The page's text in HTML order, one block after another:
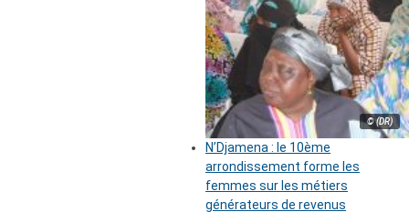
© (DR)
N’Djamena : le 10ème
arrondissement forme les
femmes sur les métiers
générateurs de revenus